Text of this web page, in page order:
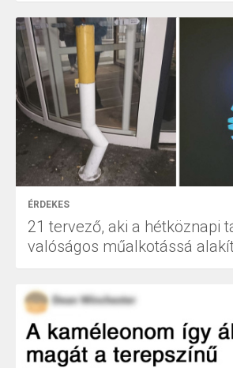
ÉRDEKES
21 tervező, aki a hétköznapi
valóságos műalkotássá